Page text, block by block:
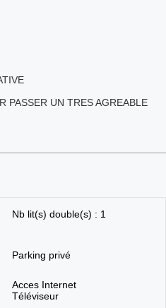
PASSER UN TRES AGREABLE
Nb lit(s) double(s) : 1
Parking privé
Acces Internet
Téléviseur